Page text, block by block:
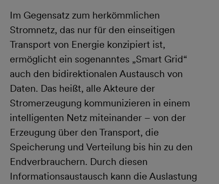
Im Gegensatz zum herkömmlichen
Stromnetz, das nur für den einseitigen
Transport von Energie konzipiert ist,
ermöglicht ein sogenanntes „Smart Grid“
auch den bidirektionalen Austausch von
Daten. Das heißt, alle Akteure der
Stromerzeugung kommunizieren in einem
intelligenten Netz miteinander – von der
Erzeugung über den Transport, die
Speicherung und Verteilung bis hin zu den
Endverbrauchern. Durch diesen
Informationsaustausch kann die Auslastung